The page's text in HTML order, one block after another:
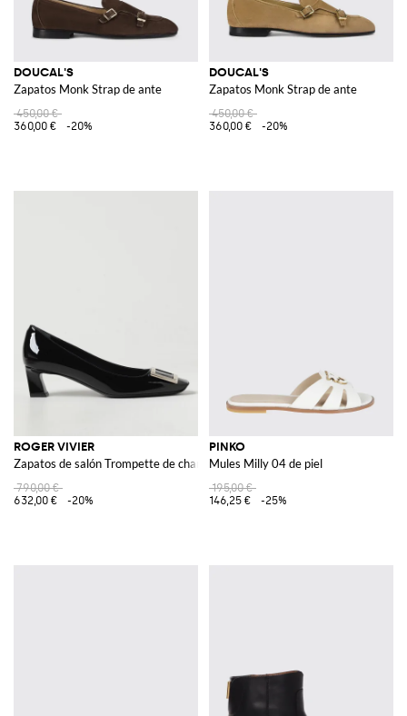
DOUCAL'S
Zapatos Monk Strap de ante
450,00 €
360,00 €
-20%
DOUCAL'S
Zapatos Monk Strap de ante
450,00 €
360,00 €
-20%
ROGER VIVIER
Zapatos de salón Trompette de charol
790,00 €
632,00 €
-20%
PINKO
Mules Milly 04 de piel
195,00 €
146,25 €
-25%